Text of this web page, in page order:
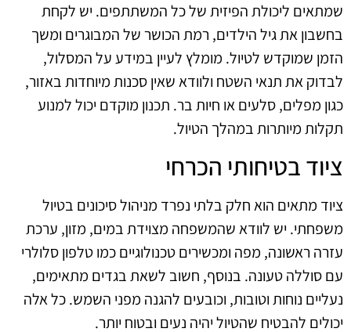
שמתאים ליכולת הפיזית של כל המשתתפים. יש לקחת
בחשבון את גיל הילדים, רמת הכושר של המבוגרים ומשך
הזמן שמוקדש לטיול. מומלץ לעיין במידע על המסלול,
לבדוק את תנאי השטח ולוודא שאין סכנות מיוחדות באזור,
כגון מפלים, סלעים או חיות בר. תכנון מוקדם יכול למנוע
תקלות מיותרות במהלך הטיול.
ציוד בטיחותי הכרחי
ציוד מתאים הוא חלק בלתי נפרד מניהול סיכונים בטיול
משפחתי. יש לוודא שהמשפחה מצוידת במים, מזון, ערכת
עזרה ראשונה, מפה ומכשירים טכנולוגיים כמו טלפון סלולרי
עם סוללה טעונה. בנוסף, חשוב לשאת בגדים מתאימים,
נעליים נוחות וטובות, וכובעים להגנה מפני השמש. כל אלה
יכולים להבטיח שהטיול יהיה נעים ובטוח יותר.